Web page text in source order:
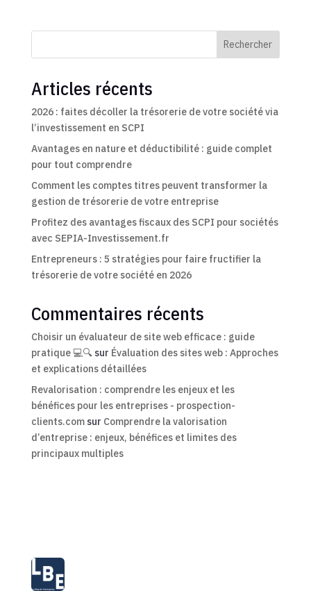
Rechercher
Articles récents
2026 : faites décoller la trésorerie de votre société via
l’investissement en SCPI
Avantages en nature et déductibilité : guide complet
pour tout comprendre
Comment les comptes titres peuvent transformer la
gestion de trésorerie de votre entreprise
Profitez des avantages fiscaux des SCPI pour sociétés
avec SEPIA-Investissement.fr
Entrepreneurs : 5 stratégies pour faire fructifier la
trésorerie de votre société en 2026
Commentaires récents
Choisir un évaluateur de site web efficace : guide
pratique 💻🔍 sur Évaluation des sites web : Approches
et explications détaillées
Revalorisation : comprendre les enjeux et les
bénéfices pour les entreprises - prospection-
clients.comsur Comprendre la valorisation
d’entreprise : enjeux, bénéfices et limites des
principaux multiples